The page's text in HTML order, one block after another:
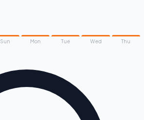
Sun Mon Tue Wed Thu